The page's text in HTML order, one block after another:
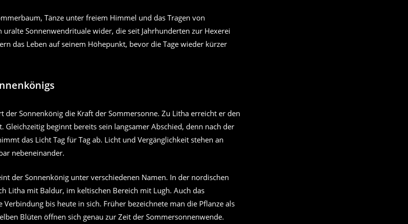
Tänze unter freiem Himmel und das Tragen von
uralte Sonnenwendrituale wider, die seit Jahrhunderten zur Hexerei
das Leben auf seinem Höhepunkt, bevor die Tage wieder kürzer
der Sonnenkönig die Kraft der Sommersonne. Zu Litha erreicht er den
Gleichzeitig beginnt bereits sein langsamer Abschied, denn nach der
das Licht Tag für Tag ab. Licht und Vergänglichkeit stehen an
nebeneinander.
der Sonnenkönig unter verschiedenen Namen. In der nordischen
Litha mit Baldur, im keltischen Bereich mit Lugh. Auch das
Verbindung bis heute in sich. Früher bezeichnete man die Pflanze als
Blüten öffnen sich genau zur Zeit der Sommersonnenwende.